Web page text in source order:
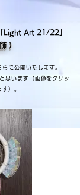
Light Art 21/22」
）
に公開いたします。
思います（画像をクリッ
）。